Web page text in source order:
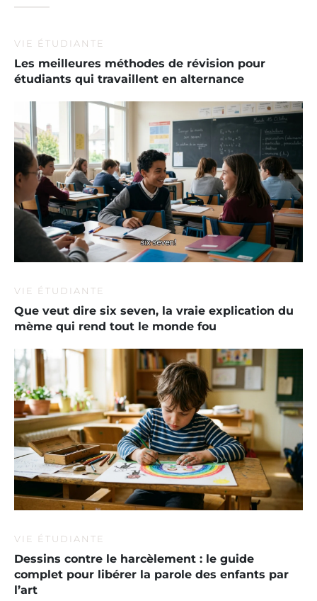
VIE ÉTUDIANTE
Les meilleures méthodes de révision pour
étudiants qui travaillent en alternance
VIE ÉTUDIANTE
Que veut dire six seven, la vraie explication du
mème qui rend tout le monde fou
VIE ÉTUDIANTE
Dessins contre le harcèlement : le guide
complet pour libérer la parole des enfants par
l’art